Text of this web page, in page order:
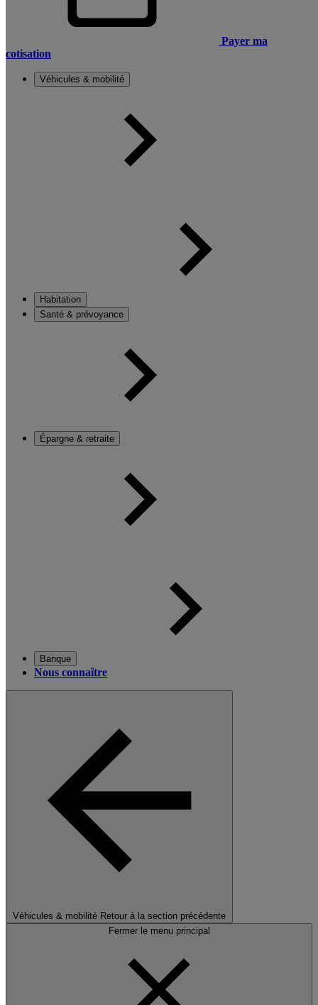
Payer ma
cotisation
Véhicules & mobilité
Habitation
Santé & prévoyance
Épargne & retraite
Banque
Nous connaître
Véhicules & mobilité Retour à la section précédente
Fermer le menu principal